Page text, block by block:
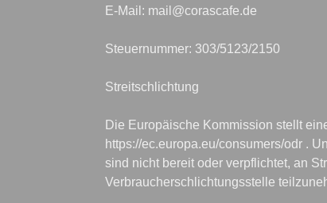
E-Mail: mail@corascafe.de
Steuernummer: 303/5123/2150
Streitschlichtung
Die Europäische Kommission stellt
https://ec.europa.eu/consumers/odr .
sind nicht bereit oder verpflichtet, an
Verbraucherschlichtungsstelle